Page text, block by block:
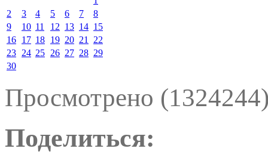
2
3 4 5 6 7
8
9
10 11 12 13 14 15
16 17 18 19 20 21
22
23 24 25 26 27 28 29
30
Просмотрено
Поделиться: